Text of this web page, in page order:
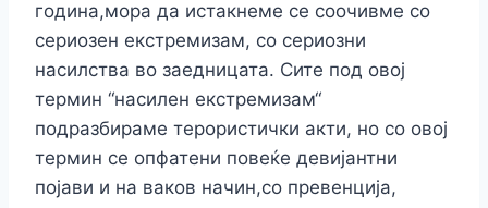
година,мора да истакнеме се соочивме со
сериозен екстремизам, со сериозни
насилства во заедницата. Сите под овој
термин “насилен екстремизам“
подразбираме терористички акти, но со овој
термин се опфатени повеќе девијантни
појави и на ваков начин,со превенција,